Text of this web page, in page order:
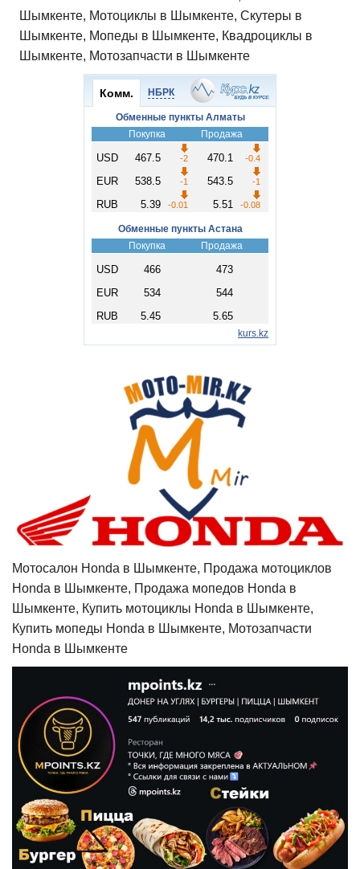
Шымкенте, Мотоциклы в Шымкенте, Скутеры в
Шымкенте, Мопеды в Шымкенте, Квадроциклы в
Шымкенте, Мотозапчасти в Шымкенте
Мотосалон Honda в Шымкенте, Продажа мотоциклов
Honda в Шымкенте, Продажа мопедов Honda в
Шымкенте, Купить мотоциклы Honda в Шымкенте,
Купить мопеды Honda в Шымкенте, Мотозапчасти
Honda в Шымкенте